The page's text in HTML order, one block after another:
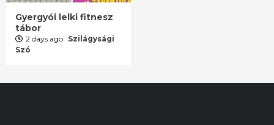
Gyergyói lelki fitnesz
tábor
2 days ago Szilágysági
Szó